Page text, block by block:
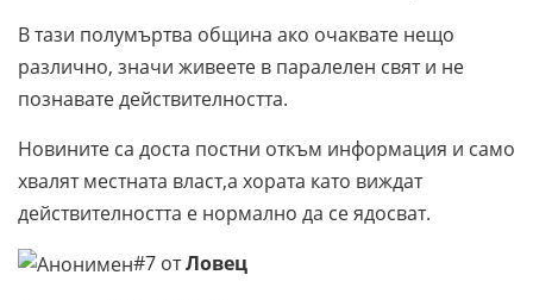
В тази полумъртва община ако очаквате нещо
различно, значи живеете в паралелен свят и не
познавате действителността.
Новините са доста постни откъм информация и само
хвалят местната власт,а хората като виждат
действителността е нормално да се ядосват.
#7 отЛовец